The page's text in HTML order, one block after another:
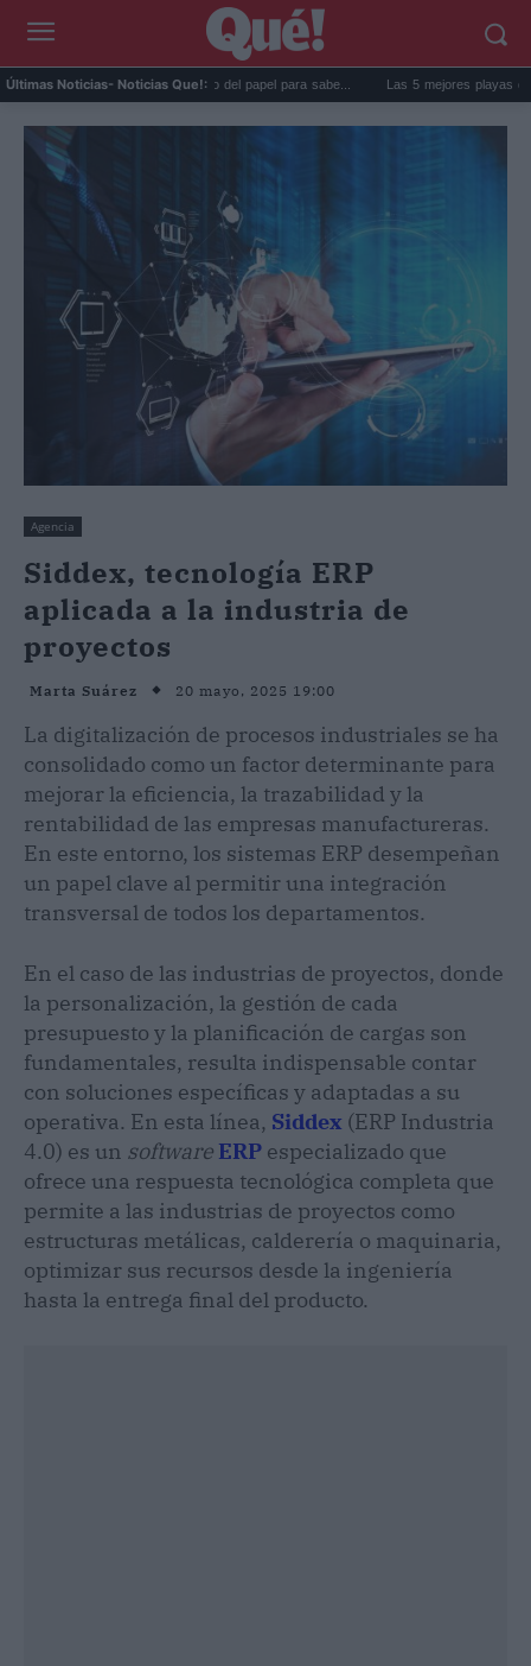
Últimas Noticias- Noticias Que!:
goma de la nevera: el truco del papel para sabe... Las 5 mejores playas de
Agencia
Siddex, tecnología ERP
aplicada a la industria de
proyectos
Marta Suárez 20 mayo, 2025 19:00
La digitalización de procesos industriales se ha
consolidado como un factor determinante para
mejorar la eficiencia, la trazabilidad y la
rentabilidad de las empresas manufactureras.
En este entorno, los sistemas ERP desempeñan
un papel clave al permitir una integración
transversal de todos los departamentos.
En el caso de las industrias de proyectos, donde
la personalización, la gestión de cada
presupuesto y la planificación de cargas son
fundamentales, resulta indispensable contar
con soluciones específicas y adaptadas a su
operativa. En esta línea, Siddex (ERP Industria
4.0) es un software ERP especializado que
ofrece una respuesta tecnológica completa que
permite a las industrias de proyectos como
estructuras metálicas, calderería o maquinaria,
optimizar sus recursos desde la ingeniería
hasta la entrega final del producto.